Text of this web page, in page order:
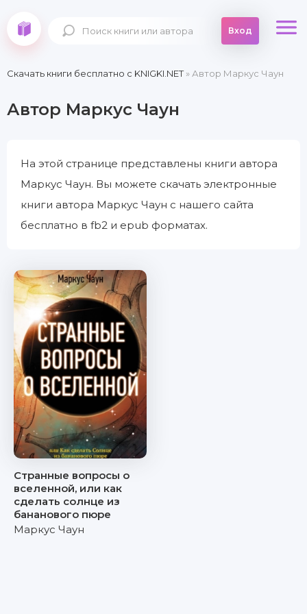
Вход
Скачать книги бесплатно c KNIGKI.NET» Автор Маркус Чаун
Автор Маркус Чаун
На этой странице представлены книги автора
Маркус Чаун. Вы можете скачать электронные
книги автора Маркус Чаун с нашего сайта
бесплатно в fb2 и epub форматах.
Странные вопросы о
вселенной, или как
сделать солнце из
бананового пюре
Маркус Чаун